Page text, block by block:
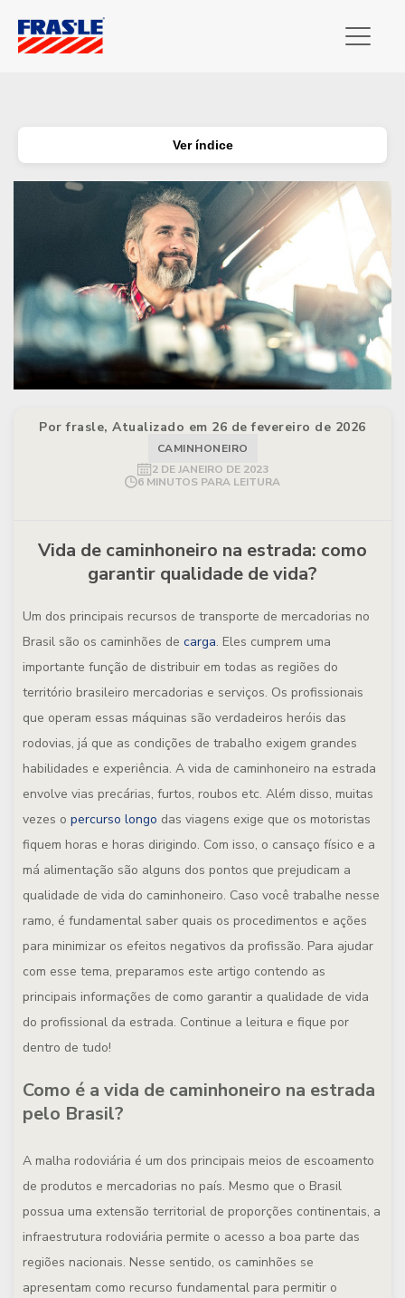
Ver índice
Por frasle, Atualizado em 26 de fevereiro de 2026
CAMINHONEIRO
2 DE JANEIRO DE 2023
6 MINUTOS PARA LEITURA
Vida de caminhoneiro na estrada: como
garantir qualidade de vida?
Um dos principais recursos de transporte de mercadorias no
Brasil são os caminhões de carga. Eles cumprem uma
importante função de distribuir em todas as regiões do
território brasileiro mercadorias e serviços. Os profissionais
que operam essas máquinas são verdadeiros heróis das
rodovias, já que as condições de trabalho exigem grandes
habilidades e experiência. A vida de caminhoneiro na estrada
envolve vias precárias, furtos, roubos etc. Além disso, muitas
vezes o percurso longo das viagens exige que os motoristas
fiquem horas e horas dirigindo. Com isso, o cansaço físico e a
má alimentação são alguns dos pontos que prejudicam a
qualidade de vida do caminhoneiro. Caso você trabalhe nesse
ramo, é fundamental saber quais os procedimentos e ações
para minimizar os efeitos negativos da profissão. Para ajudar
com esse tema, preparamos este artigo contendo as
principais informações de como garantir a qualidade de vida
do profissional da estrada. Continue a leitura e fique por
dentro de tudo!
Como é a vida de caminhoneiro na estrada
pelo Brasil?
A malha rodoviária é um dos principais meios de escoamento
de produtos e mercadorias no país. Mesmo que o Brasil
possua uma extensão territorial de proporções continentais, a
infraestrutura rodoviária permite o acesso a boa parte das
regiões nacionais. Nesse sentido, os caminhões se
apresentam como recurso fundamental para permitir o